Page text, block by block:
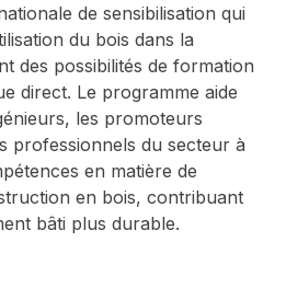
de sensibilisation qui
du bois dans la
des possibilités de formation
direct. Le programme aide
les promoteurs
professionnels du secteur à
en matière de
en bois, contribuant
bâti plus durable.